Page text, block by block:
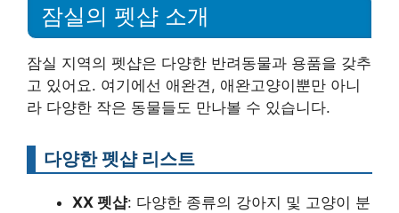
잠실의 펫샵 소개
잠실 지역의 펫샵은 다양한 반려동물과 용품을 갖추
고 있어요. 여기에선 애완견, 애완고양이뿐만 아니
라 다양한 작은 동물들도 만나볼 수 있습니다.
다양한 펫샵 리스트
XX 펫샵: 다양한 종류의 강아지 및 고양이 분